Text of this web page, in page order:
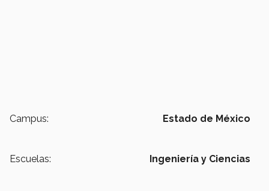
Campus: Estado de México
Escuelas: Ingeniería y Ciencias